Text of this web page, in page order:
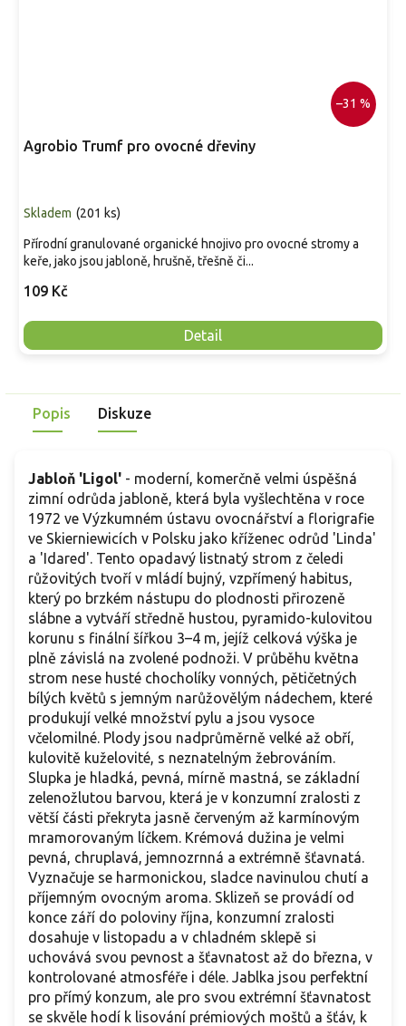
–31 %
Agrobio Trumf pro ovocné dřeviny
Skladem (201 ks)
109 Kč
Detail
Přírodní granulované organické hnojivo pro ovocné stromy a
keře, jako jsou jabloně, hrušně, třešně či...
Popis Diskuze
Jabloň 'Ligol' - moderní, komerčně velmi úspěšná
zimní odrůda jabloně, která byla vyšlechtěna v roce
1972 ve Výzkumném ústavu ovocnářství a florigrafie
ve Skierniewicích v Polsku jako kříženec odrůd 'Linda'
a 'Idared'. Tento opadavý listnatý strom z čeledi
růžovitých tvoří v mládí bujný, vzpřímený habitus,
který po brzkém nástupu do plodnosti přirozeně
slábne a vytváří středně hustou, pyramido-kulovitou
korunu s finální šířkou 3–4 m, jejíž celková výška je
plně závislá na zvolené podnoži. V průběhu května
strom nese husté chocholíky vonných, pětičetných
bílých květů s jemným narůžovělým nádechem, které
produkují velké množství pylu a jsou vysoce
včelomilné. Plody jsou nadprůměrně velké až obří,
kulovitě kuželovité, s neznatelným žebrováním.
Slupka je hladká, pevná, mírně mastná, se základní
zelenožlutou barvou, která je v konzumní zralosti z
větší části překryta jasně červeným až karmínovým
mramorovaným líčkem. Krémová dužina je velmi
pevná, chruplavá, jemnozrnná a extrémně šťavnatá.
Vyznačuje se harmonickou, sladce navinulou chutí a
příjemným ovocným aroma. Sklizeň se provádí od
konce září do poloviny října, konzumní zralosti
dosahuje v listopadu a v chladném sklepě si
uchovává svou pevnost a šťavnatost až do března, v
kontrolované atmosféře i déle. Jablka jsou perfektní
pro přímý konzum, ale pro svou extrémní šťavnatost
se skvěle hodí k lisování prémiových moštů a šťáv, k